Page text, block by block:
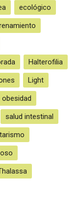
ecológico
Halterofilia
Light
obesidad
salud intestinal